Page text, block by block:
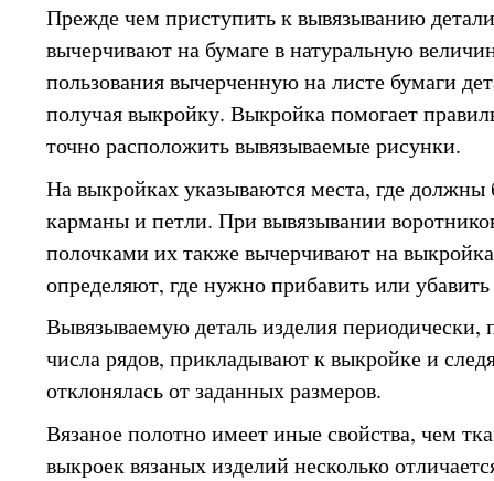
Прежде чем приступить к вывязыванию
вычерчивают на бумаге в натуральную
пользования вычерченную на листе бумаги
получая выкройку. Выкройка помогает
точно расположить вывязываемые рисунки.
На выкройках указываются места, где
карманы и петли. При вывязывании
полочками их также вычерчивают на
определяют, где нужно прибавить или
Вывязываемую деталь изделия периодически,
числа рядов, прикладывают к выкройке и
отклонялась от заданных размеров.
Вязаное полотно имеет иные свойства, чем
выкроек вязаных изделий несколько